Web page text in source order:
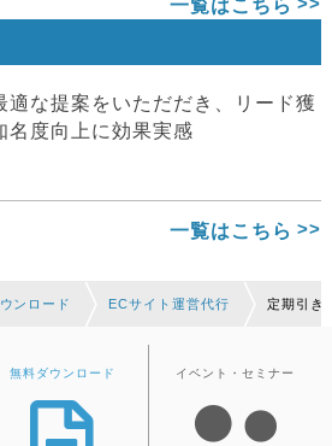
一覧はこちら
適な提案をいただだき、リード獲
名度向上に効果実感
一覧はこちら
ンロード ECサイト運営代行 定期引き
無料ダウンロード イベント・セミナー